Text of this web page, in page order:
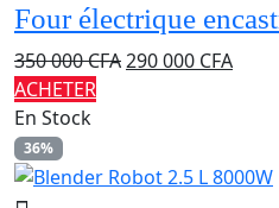
Four électrique
350 000CFA Le
350
290 000 CFALe
290
ACHETER
En Stock
36%